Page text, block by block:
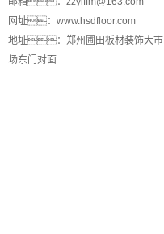
网址：www.hsdfloor.com
地址：郑州圃田板材装饰大市
场东门对面